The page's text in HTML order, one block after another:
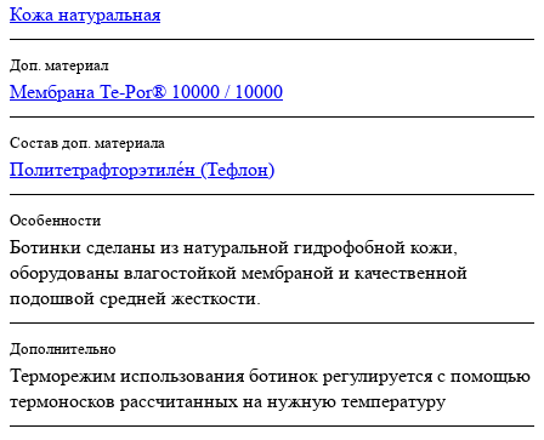
Кожа натуральная
Доп. материал
Мембрана Te-Por® 10000 / 10000
Состав доп. материала
Политетрафторэтиле́н (Тефлон)
Особенности
Ботинки сделаны из натуральной гидрофобной кожи,
оборудованы влагостойкой мембраной и качественной
подошвой средней жесткости.
Дополнительно
Терморежим использования ботинок регулируется с помощью
термоносков рассчитанных на нужную температуру